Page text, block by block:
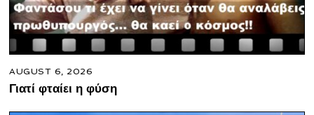
AUGUST 6, 2026
Γιατί φταίει η φύση